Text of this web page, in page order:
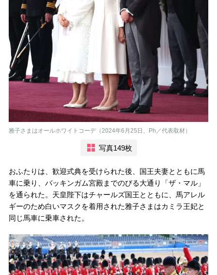
雅子さまはオールホワイトコーデ（2024年6月25日、Ph／代表取材）
写真149枚
おふたりは、歓迎式典を受けられた後、国王夫妻とともに馬
車に乗り、バッキンガム宮殿までのびる大通り「ザ・マル」
を通られた。天皇陛下はチャールズ国王とともに、馬アレル
ギーのため白いマスクを着用された雅子さまはカミラ王妃と
同じ馬車に乗車された。